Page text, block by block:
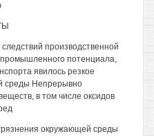
производственной
промышленного потенциала,
явилось резкое
среды Непрерывно
в том числе оксидов
окружающей среды